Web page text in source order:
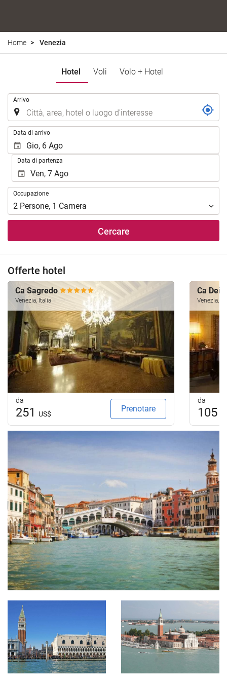
Home Venezia
Hotel Voli Volo + Hotel
Arrivo
Data di arrivo
Data di partenza
Occupazione
Occupazione
2 Persone, 1 Camera
Cercare
Offerte hotel
Ca Sagredo
Venezia, Italia
da
251 US$
Prenotare
Ca Dei
Venezia,
da
105